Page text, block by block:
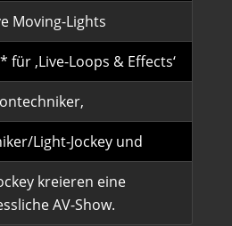
Moving-Lights
für ‚Live-Loops & Effects‘
Light-Jockey und
kreieren eine
AV-Show.